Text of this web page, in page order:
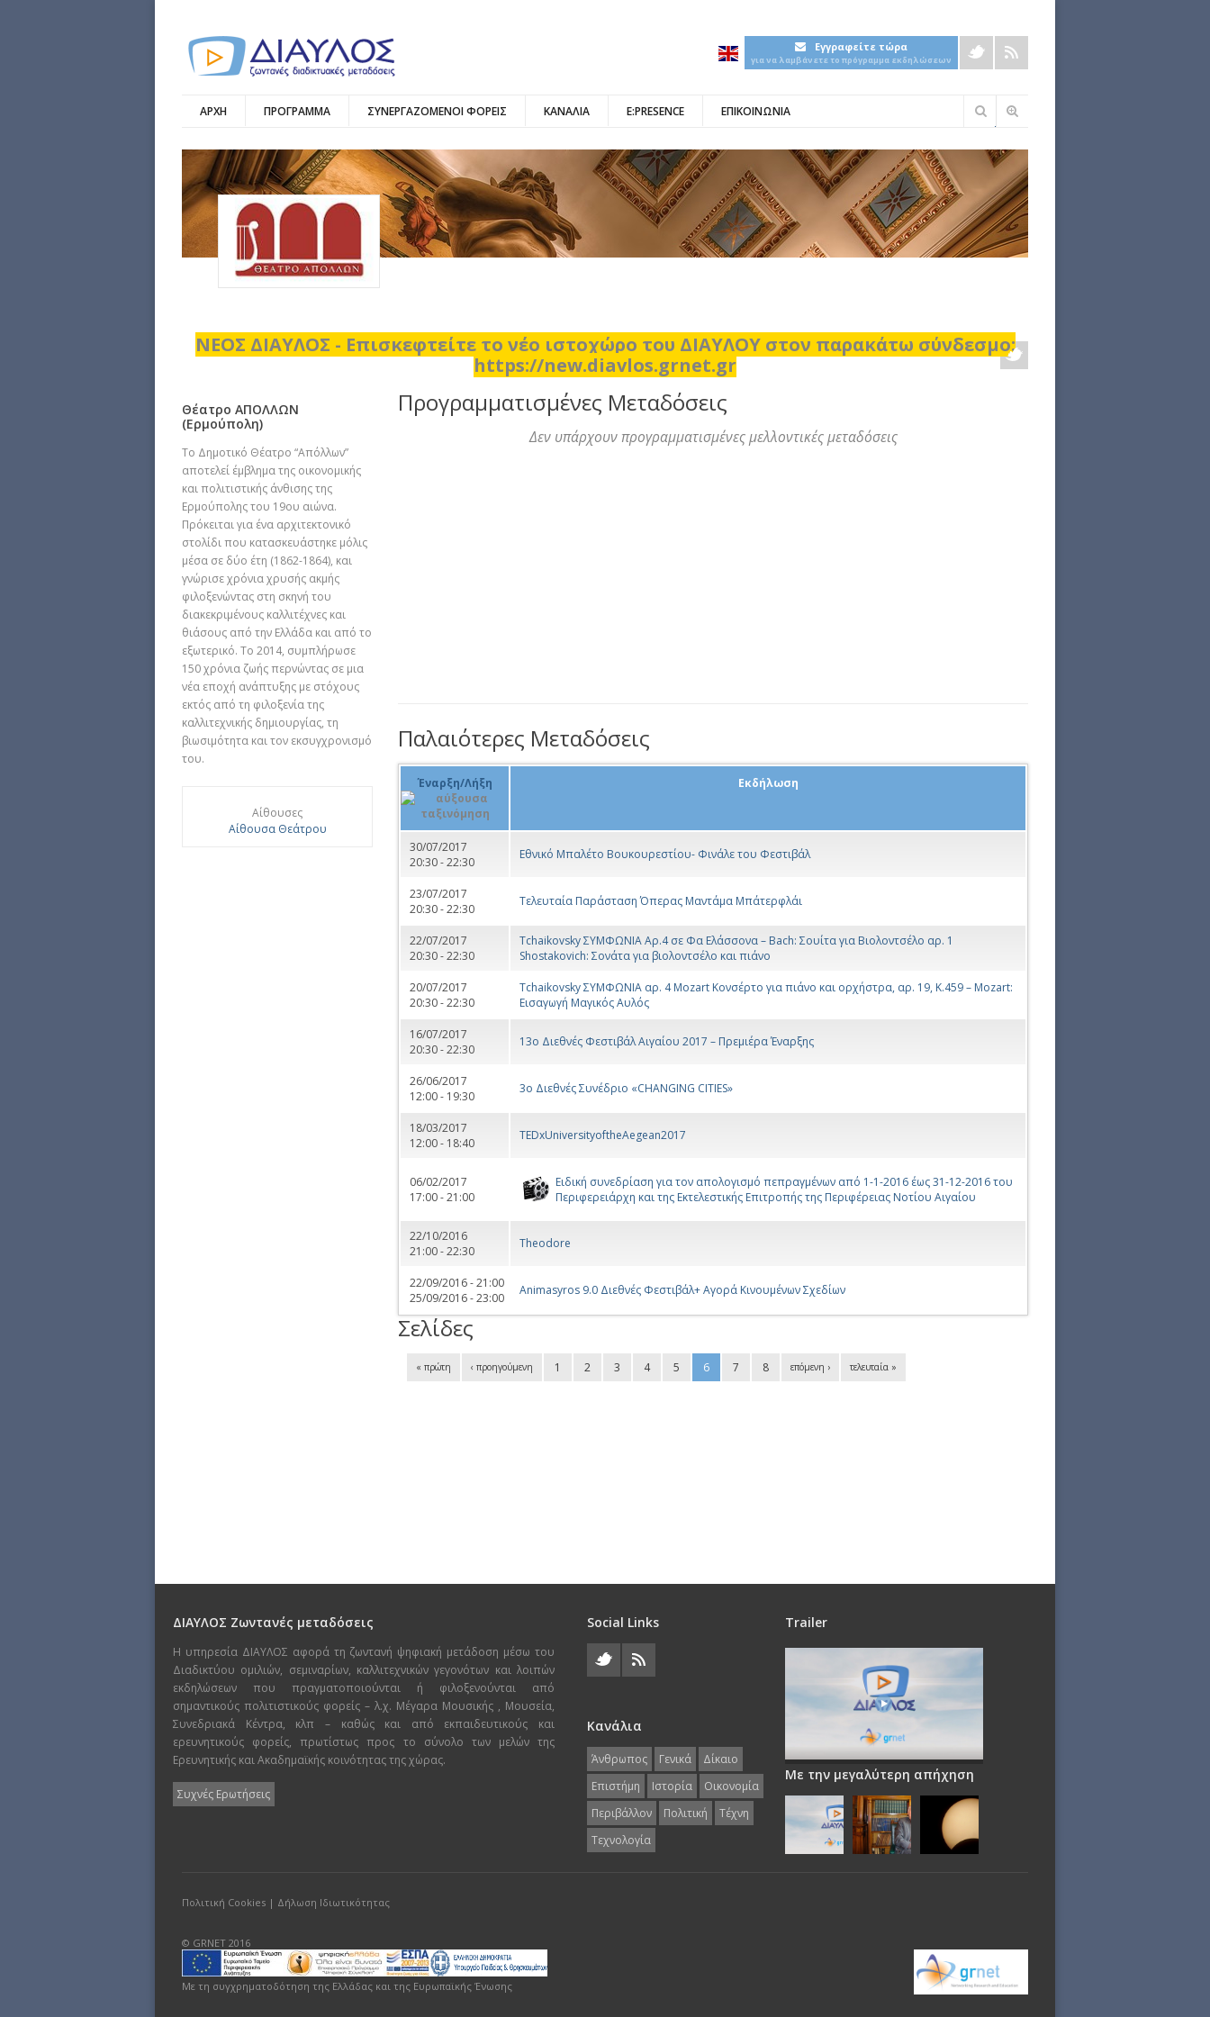
Εγγραφείτε τώρα
για να λαμβάνετε το πρόγραμμα εκδηλώσεων
ΑΡΧΗ ΠΡΟΓΡΑΜΜΑ ΣΥΝΕΡΓΑΖΟΜΕΝΟΙ ΦΟΡΕΙΣ ΚΑΝΑΛΙΑ E:PRESENCE ΕΠΙΚΟΙΝΩΝΙΑ
Φόρμα
ΝΕΟΣ ΔΙΑΥΛΟΣ - Επισκεφτείτε το νέο ιστοχώρο του ΔΙΑΥΛΟΥ στον παρακάτω σύνδεσμο:
https://new.diavlos.grnet.gr
Θέατρο ΑΠΟΛΛΩΝ
(Ερμούπολη)
Το Δημοτικό Θέατρο “Απόλλων”
αποτελεί έμβλημα της οικονομικής
και πολιτιστικής άνθισης της
Ερμούπολης του 19ου αιώνα.
Πρόκειται για ένα αρχιτεκτονικό
στολίδι που κατασκευάστηκε μόλις
μέσα σε δύο έτη (1862-1864), και
γνώρισε χρόνια χρυσής ακμής
φιλοξενώντας στη σκηνή του
διακεκριμένους καλλιτέχνες και
θιάσους από την Ελλάδα και από το
εξωτερικό. Το 2014, συμπλήρωσε
150 χρόνια ζωής περνώντας σε μια
νέα εποχή ανάπτυξης με στόχους
εκτός από τη φιλοξενία της
καλλιτεχνικής δημιουργίας, τη
βιωσιμότητα και τον εκσυγχρονισμό
του.
Αίθουσες
Αίθουσα Θεάτρου
Προγραμματισμένες Μεταδόσεις
Δεν υπάρχουν προγραμματισμένες μελλοντικές μεταδόσεις
Παλαιότερες Μεταδόσεις
Έναρξη/Λήξη Εκδήλωση
30/07/2017
20:30 - 22:30
Εθνικό Μπαλέτο Βουκουρεστίου- Φινάλε του Φεστιβάλ
23/07/2017
20:30 - 22:30
Τελευταία Παράσταση Όπερας Μαντάμα Μπάτερφλάι
22/07/2017
20:30 - 22:30
Tchaikovsky ΣΥΜΦΩΝΙΑ Αρ.4 σε Φα Ελάσσονα – Bach: Σουίτα για Βιολοντσέλο αρ. 1
Shostakovich: Σονάτα για βιολοντσέλο και πιάνο
20/07/2017
20:30 - 22:30
Tchaikovsky ΣΥΜΦΩΝΙΑ αρ. 4 Mozart Κονσέρτο για πιάνο και ορχήστρα, αρ. 19, Κ.459 – Mozart:
Εισαγωγή Μαγικός Αυλός
16/07/2017
20:30 - 22:30
13ο Διεθνές Φεστιβάλ Αιγαίου 2017 – Πρεμιέρα Έναρξης
26/06/2017
12:00 - 19:30
3o Διεθνές Συνέδριο «CHANGING CITIES»
18/03/2017
12:00 - 18:40
TEDxUniversityoftheAegean2017
06/02/2017
17:00 - 21:00
Ειδική συνεδρίαση για τον απολογισμό πεπραγμένων από 1-1-2016 έως 31-12-2016 του
Περιφερειάρχη και της Εκτελεστικής Επιτροπής της Περιφέρειας Νοτίου Αιγαίου
22/10/2016
21:00 - 22:30
Theodore
22/09/2016 - 21:00
25/09/2016 - 23:00
Αnimasyros 9.0 Διεθνές Φεστιβάλ+ Aγορά Κινουμένων Σχεδίων
Σελίδες
« πρώτη ‹ προηγούμενη 1 2 3 4 5 6 7 8 επόμενη › τελευταία »
ΔΙΑΥΛΟΣ Ζωντανές μεταδόσεις
Η υπηρεσία ΔΙΑΥΛΟΣ αφορά τη ζωντανή ψηφιακή μετάδοση μέσω του
Διαδικτύου ομιλιών, σεμιναρίων, καλλιτεχνικών γεγονότων και λοιπών
εκδηλώσεων που πραγματοποιούνται ή φιλοξενούνται από
σημαντικούς πολιτιστικούς φορείς – λ.χ. Μέγαρα Μουσικής , Μουσεία,
Συνεδριακά Κέντρα, κλπ – καθώς και από εκπαιδευτικούς και
ερευνητικούς φορείς, πρωτίστως προς το σύνολο των μελών της
Ερευνητικής και Ακαδημαϊκής κοινότητας της χώρας.
Συχνές Ερωτήσεις
Social Links
Κανάλια
Άνθρωπος Γενικά
Δίκαιο
Επιστήμη
Ιστορία
Οικονομία
Περιβάλλον
Πολιτική
Τέχνη
Τεχνολογία
Trailer
Με την μεγαλύτερη απήχηση
Πολιτική Cookies | Δήλωση Ιδιωτικότητας
© GRNET 2016
Με τη συγχρηματοδότηση της Ελλάδας και της Ευρωπαϊκής Ένωσης